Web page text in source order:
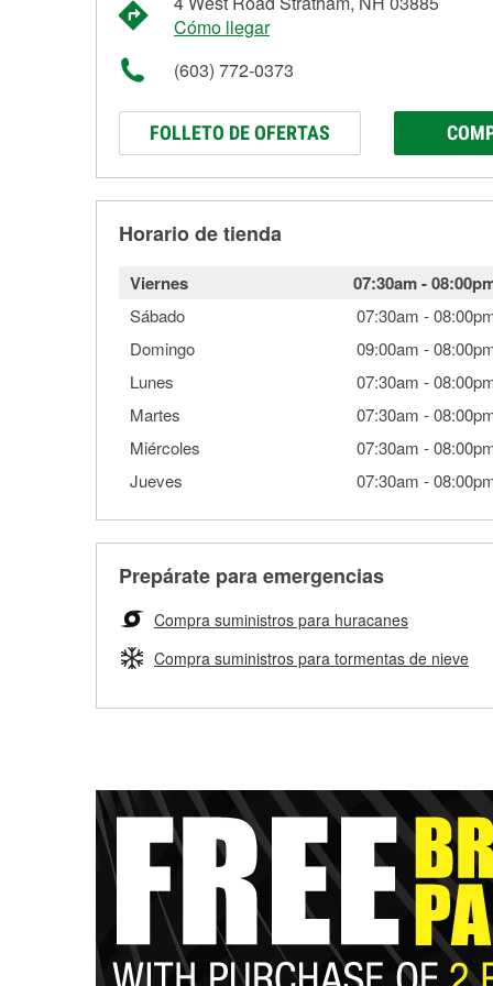
Cómo llegar
(603) 772-0373
FOLLETO DE OFERTAS
Horario de tienda
Viernes 07:30am-
Sábado 07:30am -
Domingo
09:00am -
Lunes
07:30am -
Martes
07:30am -
Miércoles
07:30am -
Jueves
07:30am -
Prepárate para emergencias
Compra suministros para huracanes
Compra suministros para tormentas de nieve